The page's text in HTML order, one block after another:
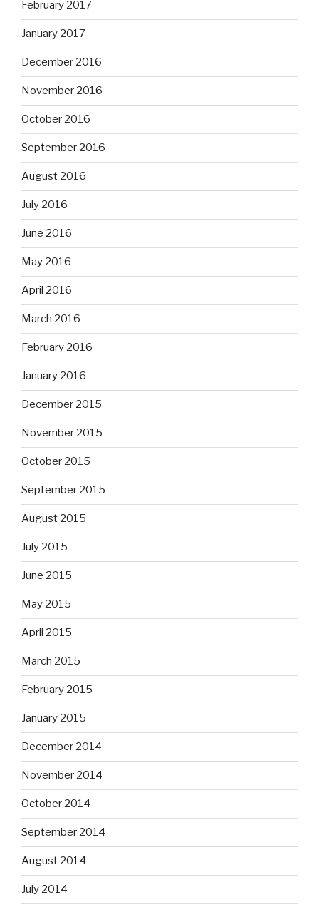
February 2017
January 2017
December 2016
November 2016
October 2016
September 2016
August 2016
July 2016
June 2016
May 2016
April 2016
March 2016
February 2016
January 2016
December 2015
November 2015
October 2015
September 2015
August 2015
July 2015
June 2015
May 2015
April 2015
March 2015
February 2015
January 2015
December 2014
November 2014
October 2014
September 2014
August 2014
July 2014